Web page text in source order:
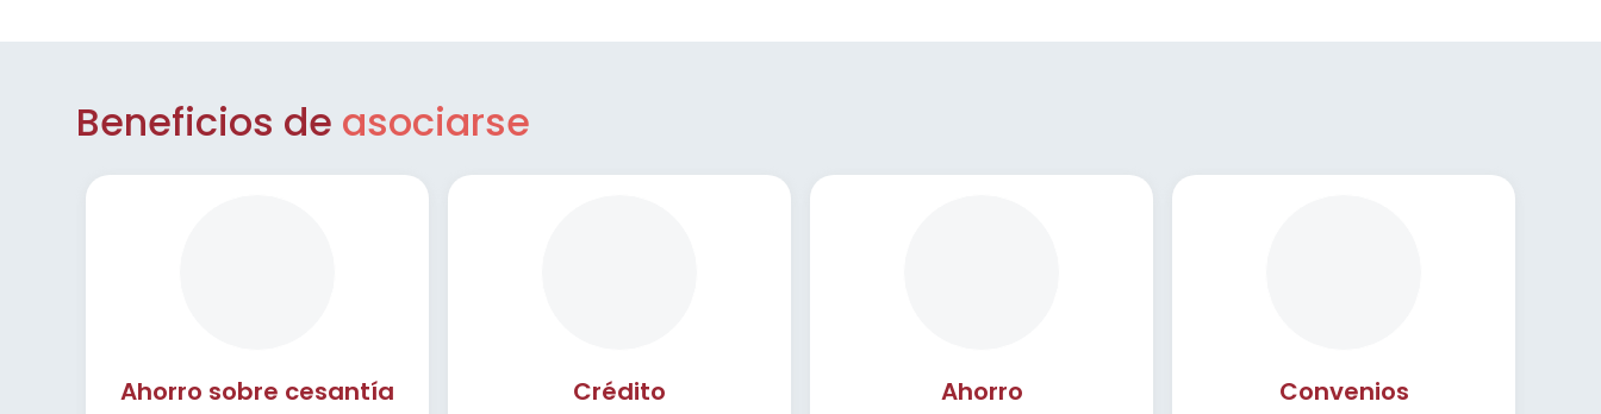
Beneficios de asociarse
Ahorro sobre cesantía Crédito Ahorro Convenios